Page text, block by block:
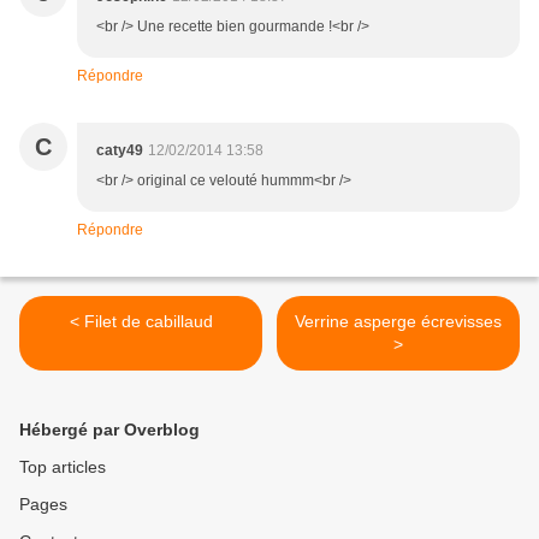
<br /> Une recette bien gourmande !<br />
Répondre
C caty49 12/02/2014 13:58
<br /> original ce velouté hummm<br />
Répondre
< Filet de cabillaud
Verrine asperge écrevisses
>
Hébergé par Overblog
Top articles
Pages